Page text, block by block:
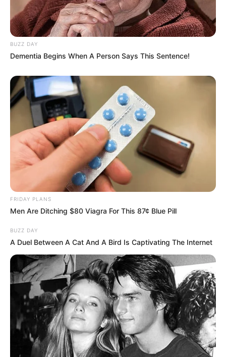
BUZZ DAY
Dementia Begins When A Person Says This Sentence!
FRIDAY PLANS
Men Are Ditching $80 Viagra For This 87¢ Blue Pill
BUZZ DAY
A Duel Between A Cat And A Bird Is Captivating The Internet